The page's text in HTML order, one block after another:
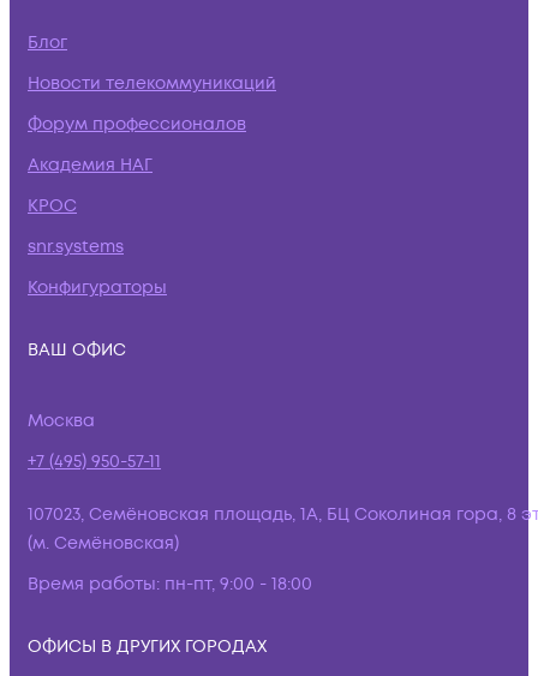
Блог
Новости телекоммуникаций
Форум профессионалов
Академия НАГ
КРОС
snr.systems
Конфигураторы
ВАШ ОФИС
Москва
+7 (495) 950-57-11
107023, Семёновская площадь, 1А, БЦ Соколиная гора, 8
(м. Семёновская)
Время работы: пн-пт, 9:00 - 18:00
ОФИСЫ В ДРУГИХ ГОРОДАХ